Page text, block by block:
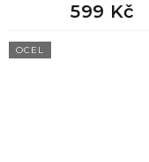
599 Kč
OCEL